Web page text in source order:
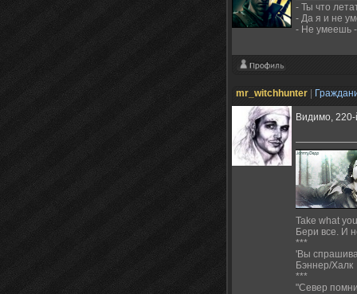
- Ты что
- Да я и не
- Не умеешь -
mr_witchhunter
Видимо,
Take what
Бери все. И
***
'Вы
Бэннер/Халк
***
"Север